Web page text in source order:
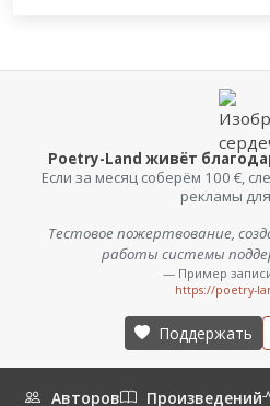
Poetry-Land живёт
Если за месяц соберём 100 €,
рекламы
Тестовое пожертвование,
работы системы
— Пример
https://poetry-
Поддерживаю тех, кто
обмана. Проверьте Fake Checker
убережёт вас от
— urban-kid
Поддержать